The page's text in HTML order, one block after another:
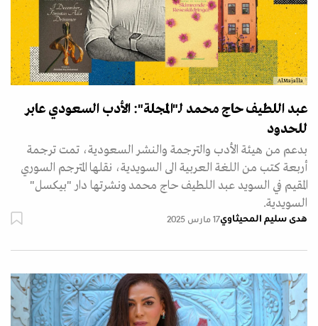
AlMajalla
عبد اللطيف حاج محمد لـ"المجلة": الأدب السعودي عابر
للحدود
بدعم من هيئة الأدب والترجمة والنشر السعودية، تمت ترجمة
أربعة كتب من اللغة العربية الى السويدية، نقلها المترجم السوري
المقيم في السويد عبد اللطيف حاج محمد ونشرتها دار "بيكسل"
السويدية.
هدى سليم المحيثاوي17 مارس 2025